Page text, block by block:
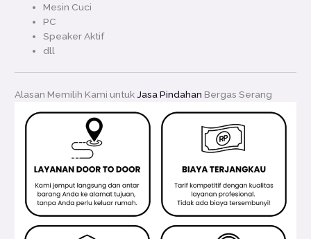
Mesin Cuci
PC
Speaker Aktif
dll
Alasan Memilih Kami untuk Jasa Pindahan Bergas Serang